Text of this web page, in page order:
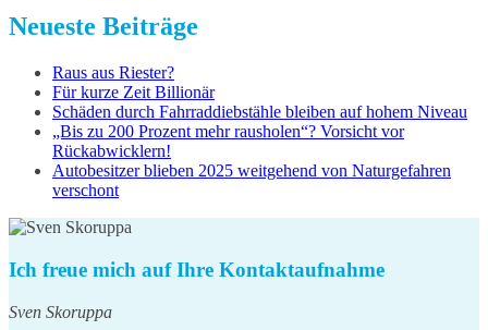
Neueste Beiträge
Raus aus Riester?
Für kurze Zeit Billionär
Schäden durch Fahrraddiebstähle bleiben auf hohem Niveau
„Bis zu 200 Prozent mehr rausholen“? Vorsicht vor
Rückabwicklern!
Autobesitzer blieben 2025 weitgehend von Naturgefahren
verschont
Ich freue mich auf Ihre Kontaktaufnahme
Sven Skoruppa